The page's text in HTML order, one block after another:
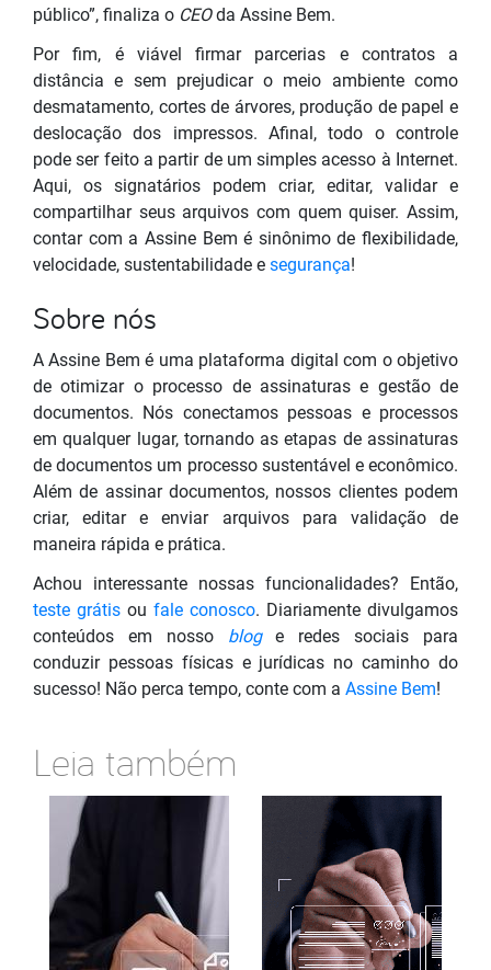
público”, finaliza o CEOda Assine Bem.
Por fim, é viável firmar parcerias e contratos a
distância e sem prejudicar o meio ambiente como
desmatamento, cortes de árvores, produção de papel e
deslocação dos impressos. Afinal, todo o controle
pode ser feito a partir de um simples acesso à Internet.
Aqui, os signatários podem criar, editar, validar e
compartilhar seus arquivos com quem quiser. Assim,
contar com a Assine Bem é sinônimo de flexibilidade,
velocidade, sustentabilidade e segurança!
Sobre nós
A Assine Bem é uma plataforma digital com o objetivo
de otimizar o processo de assinaturas e gestão de
documentos. Nós conectamos pessoas e processos
em qualquer lugar, tornando as etapas de assinaturas
de documentos um processo sustentável e econômico.
Além de assinar documentos, nossos clientes podem
criar, editar e enviar arquivos para validação de
maneira rápida e prática.
Achou interessante nossas funcionalidades? Então,
teste grátis ou fale conosco. Diariamente divulgamos
conteúdos em nosso bloge redes sociais para
conduzir pessoas físicas e jurídicas no caminho do
sucesso! Não perca tempo, conte com a Assine Bem!
Leia também